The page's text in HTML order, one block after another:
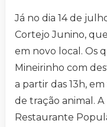
Já no dia 14 de
Cortejo Junino,
em novo local. Os
Mineirinho com
a partir das 13h,
de tração animal.
Restaurante